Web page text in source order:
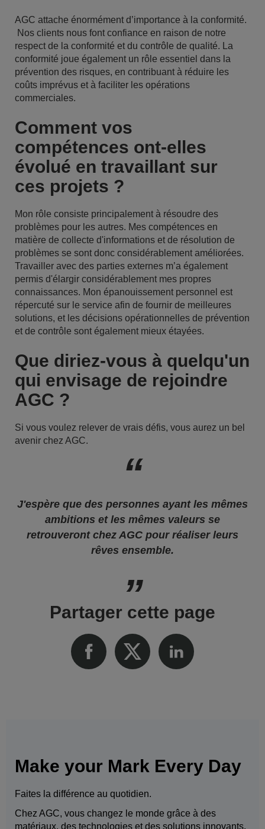
AGC attache énormément d’importance à la conformité.
Nos clients nous font confiance en raison de notre
respect de la conformité et du contrôle de qualité. La
conformité joue également un rôle essentiel dans la
prévention des risques, en contribuant à réduire les
coûts imprévus et à faciliter les opérations
commerciales.
Comment vos
compétences ont-elles
évolué en travaillant sur
ces projets ?
Mon rôle consiste principalement à résoudre des
problèmes pour les autres. Mes compétences en
matière de collecte d'informations et de résolution de
problèmes se sont donc considérablement améliorées.
Travailler avec des parties externes m’a également
permis d'élargir considérablement mes propres
connaissances. Mon épanouissement personnel est
répercuté sur le service afin de fournir de meilleures
solutions, et les décisions opérationnelles de prévention
et de contrôle sont également mieux étayées.
Que diriez-vous à quelqu'un
qui envisage de rejoindre
AGC ?
Si vous voulez relever de vrais défis, vous aurez un bel
avenir chez AGC.
J'espère que des personnes ayant les mêmes
ambitions et les mêmes valeurs se
retrouveront chez AGC pour réaliser leurs
rêves ensemble.
Partager cette page
Make your Mark Every Day
Faites la différence au quotidien.
Chez AGC, vous changez le monde grâce à des
matériaux, des technologies et des solutions innovants.